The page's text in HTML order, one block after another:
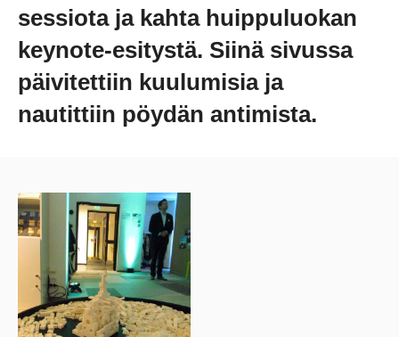
sessiota ja kahta huippuluokan
keynote-esitystä. Siinä sivussa
päivitettiin kuulumisia ja
nautittiin pöydän antimista.